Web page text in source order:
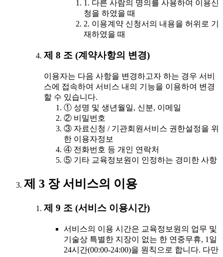
1. 다른 사람의 명의를 사용하여 이용신
청을 하였을 때
2. 이용계약 신청서의 내용을 허위로 기
재하였을 때
제 8 조 (계약사항의 변경)
이용자는 다음 사항을 변경하고자 하는 경우 서비
스에 접속하여 서비스 내의 기능을 이용하여 변경
할 수 있습니다.
① 성명 및 생년월일, 신분, 이메일
② 비밀번호
③ 자료신청 / 기관회원서비스 권한설정을 위
한 이용자정보
④ 전화번호 등 개인 연락처
⑤ 기타 교육정보원이 인정하는 경미한 사항
제 3 장 서비스의 이용
제 9 조 (서비스 이용시간)
서비스의 이용 시간은 교육정보원의 업무 및
기술상 특별한 지장이 없는 한 연중무휴, 1일
24시간(00:00-24:00)을 원칙으로 합니다. 다만